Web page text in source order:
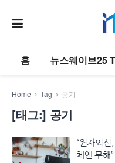
홈 뉴스웨이브25
Home Tag 공기
[태그:] 공기
“원자외
체엔 무해”